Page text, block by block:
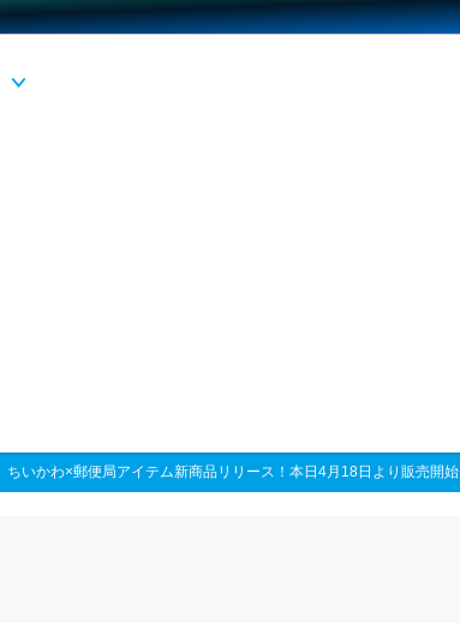
ちいかわ×郵便局アイテム新商品リリース！本日4月18日より販売開始